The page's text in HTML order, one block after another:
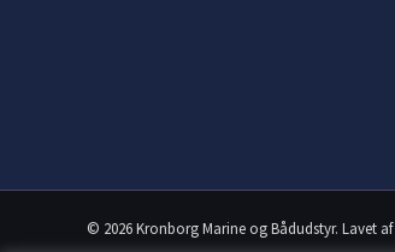
© 2026 Kronborg Marine og Bådudstyr. Lavet af